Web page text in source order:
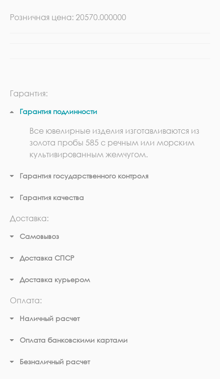
Розничная цена: 20570.000000
Гарантия:
Гарантия подлинности
Все ювелирные изделия изготавливаются из
золота пробы 585 с речным или морским
культивированным жемчугом.
Гарантия государственного контроля
Гарантия качества
Доставка:
Самовывоз
Доставка СПСР
Доставка курьером
Оплата:
Наличный расчет
Оплата банковскими картами
Безналичный расчет